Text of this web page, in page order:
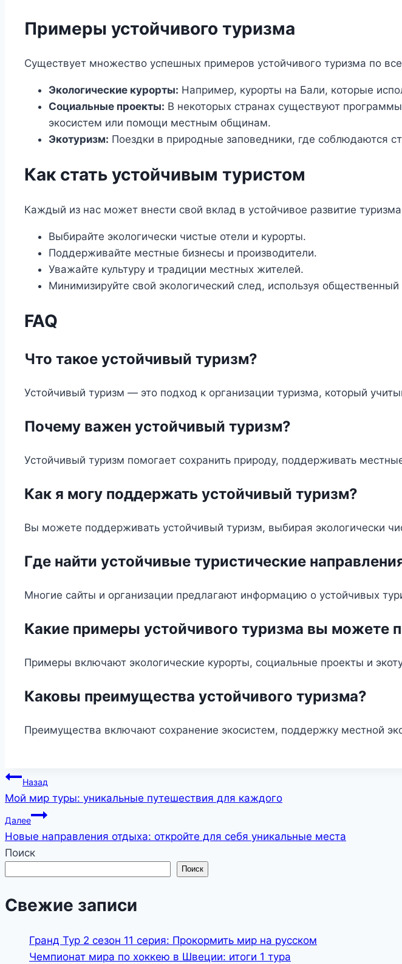
Примеры устойчивого туризма
Существует множество успешных примеров устойчивого туризма по
Экологические курорты: Например, курорты на Бали, которые
Социальные проекты: В некоторых странах существуют
экосистем или помощи местным общинам.
Экотуризм: Поездки в природные заповедники, где соблюдаются
Как стать устойчивым туристом
Каждый из нас может внести свой вклад в устойчивое развитие
Выбирайте экологически чистые отели и курорты.
Поддерживайте местные бизнесы и производители.
Уважайте культуру и традиции местных жителей.
Минимизируйте свой экологический след, используя
FAQ
Что такое устойчивый туризм?
Устойчивый туризм — это подход к организации туризма, который
Почему важен устойчивый туризм?
Устойчивый туризм помогает сохранить природу, поддерживать
Как я могу поддержать устойчивый туризм?
Вы можете поддерживать устойчивый туризм, выбирая экологически
Где найти устойчивые туристические
Многие сайты и организации предлагают информацию о устойчивых
Какие примеры устойчивого туризма вы можете
Примеры включают экологические курорты, социальные проекты и
Каковы преимущества устойчивого туризма?
Преимущества включают сохранение экосистем, поддержку местной
Навигация
по
записям
Назад
Мой мир туры: уникальные путешествия для каждого
Далее
Новые направления отдыха: откройте для себя уникальные места
Поиск
Поиск
Свежие записи
Гранд Тур 2 сезон 11 серия: Прокормить мир на русском
Чемпионат мира по хоккею в Швеции: итоги 1 тура